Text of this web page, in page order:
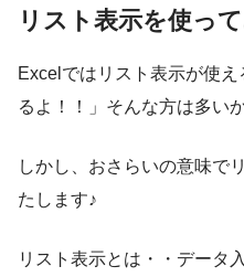
リスト表示を使っ
Excelではリスト表示が使
るよ！！」そんな方は多い
しかし、おさらいの意味で
たします♪
リスト表示とは・・データ